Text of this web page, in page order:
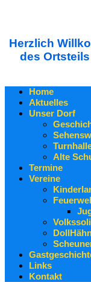
Herzlich
des
Home
Aktuelles
Unser Dorf
Alte
Termine
Vereine
Links
Kontakt